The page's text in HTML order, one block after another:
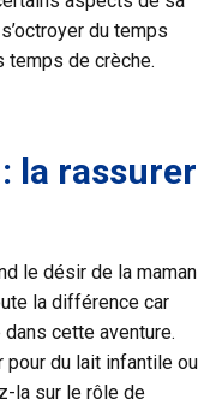
du temps
temps de crèche.
la rassurer
le désir de la maman
la différence car
cette aventure.
pour du lait infantile ou
la sur le rôle de